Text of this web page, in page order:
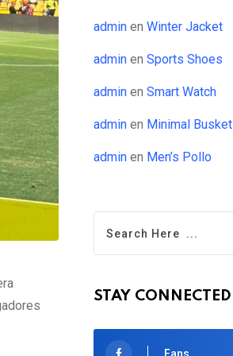
admin en Winter Jacket
admin en Sports Shoes
admin en Smart Watch
admin en Minimal Busket
admin en Men’s Pollo
STAY CONNECTED